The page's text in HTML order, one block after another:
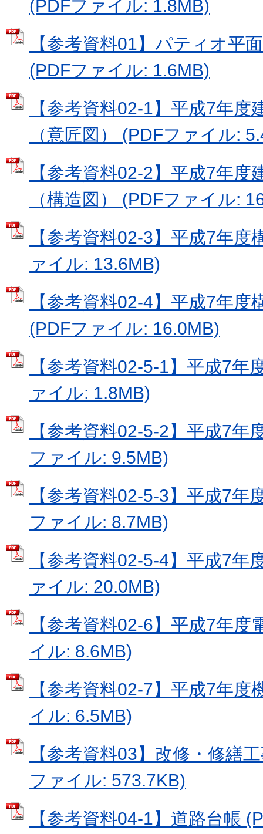
(PDFファイル: 1.8MB)
【参考資料01】パティオ平
(PDFファイル: 1.6MB)
【参考資料02-1】平成7年度
（意匠図） (PDFファイル:
【参考資料02-2】平成7年度
（構造図） (PDFファイル:
【参考資料02-3】平成7年度
ァイル: 13.6MB)
【参考資料02-4】平成7年度
(PDFファイル: 16.0MB)
【参考資料02-5-1】平成7年
ァイル: 1.8MB)
【参考資料02-5-2】平成7年
ファイル: 9.5MB)
【参考資料02-5-3】平成7年
ファイル: 8.7MB)
【参考資料02-5-4】平成7年
ァイル: 20.0MB)
【参考資料02-6】平成7年度
イル: 8.6MB)
【参考資料02-7】平成7年度
イル: 6.5MB)
【参考資料03】改修・修繕
ファイル: 573.7KB)
【参考資料04-1】道路台帳